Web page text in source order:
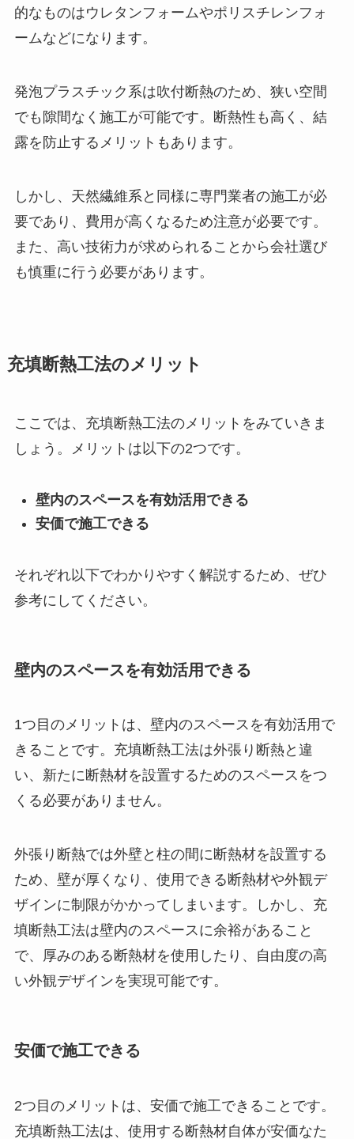
的なものはウレタンフォームやポリスチレンフォ
ームなどになります。
発泡プラスチック系は吹付断熱のため、狭い空間
でも隙間なく施工が可能です。断熱性も高く、結
露を防止するメリットもあります。
しかし、天然繊維系と同様に専門業者の施工が必
要であり、費用が高くなるため注意が必要です。
また、高い技術力が求められることから会社選び
も慎重に行う必要があります。
充填断熱工法のメリット
ここでは、充填断熱工法のメリットをみていきま
しょう。メリットは以下の2つです。
壁内のスペースを有効活用できる
安価で施工できる
それぞれ以下でわかりやすく解説するため、ぜひ
参考にしてください。
壁内のスペースを有効活用できる
1つ目のメリットは、壁内のスペースを有効活用で
きることです。充填断熱工法は外張り断熱と違
い、新たに断熱材を設置するためのスペースをつ
くる必要がありません。
外張り断熱では外壁と柱の間に断熱材を設置する
ため、壁が厚くなり、使用できる断熱材や外観デ
ザインに制限がかかってしまいます。しかし、充
填断熱工法は壁内のスペースに余裕があること
で、厚みのある断熱材を使用したり、自由度の高
い外観デザインを実現可能です。
安価で施工できる
2つ目のメリットは、安価で施工できることです。
充填断熱工法は、使用する断熱材自体が安価なた